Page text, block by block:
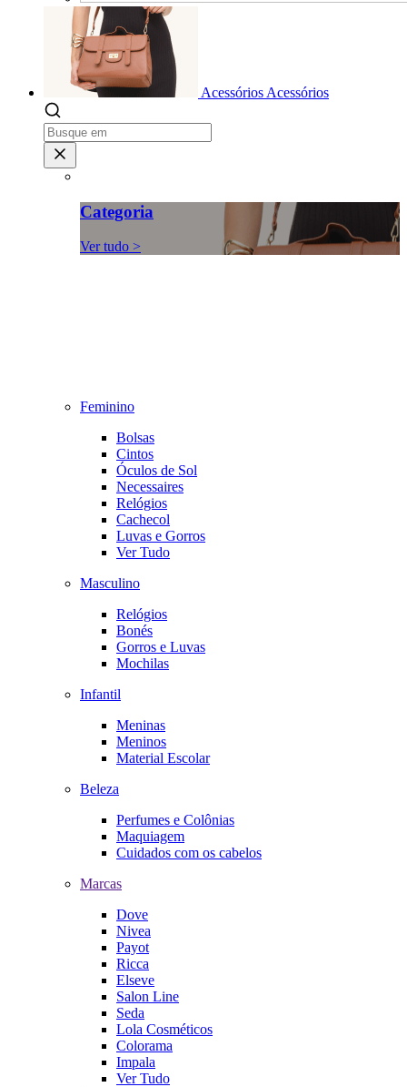
Acessórios Acessórios
Categoria
Ver tudo >
Feminino
Bolsas
Cintos
Óculos de Sol
Necessaires
Relógios
Cachecol
Luvas e Gorros
Ver Tudo
Masculino
Relógios
Bonés
Gorros e Luvas
Mochilas
Infantil
Meninas
Meninos
Material Escolar
Beleza
Perfumes e Colônias
Maquiagem
Cuidados com os cabelos
Marcas
Dove
Nivea
Payot
Ricca
Elseve
Salon Line
Seda
Lola Cosméticos
Colorama
Impala
Ver Tudo